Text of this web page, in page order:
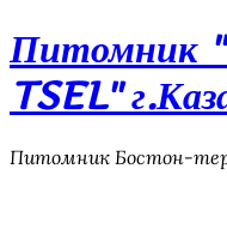
Питомник
TSEL"
Питомник Бостон-